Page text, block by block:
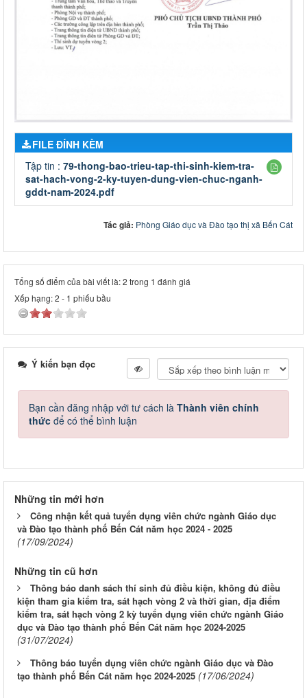
FILE ĐÍNH KÈM
Tập tin : 79-thong-bao-trieu-tap-thi-sinh-kiem-tra-
sat-hach-vong-2-ky-tuyen-dung-vien-chuc-nganh-
gddt-nam-2024.pdf
Tác giả: Phòng Giáo dục và Đào tạo thị xã Bến Cát
Tổng số điểm của bài viết là: 2 trong 1 đánh giá
Xếp hạng:2 - 1 phiếu bầu
Ý kiến bạn đọc
Bạn cần đăng nhập với tư cách là Thành viên chính
thức để có thể bình luận
Những tin mới hơn
Công nhận kết quả tuyển dụng viên chức ngành Giáo dục
và Đào tạo thành phố Bến Cát năm học 2024 - 2025
(17/09/2024)
Những tin cũ hơn
Thông báo danh sách thí sinh đủ điều kiện, không đủ điều
kiện tham gia kiểm tra, sát hạch vòng 2 và thời gian, địa điểm
kiểm tra, sát hạch vòng 2 kỳ tuyển dụng viên chức ngành Giáo
dục và Đào tạo thành phố Bến Cát năm học 2024-2025
(31/07/2024)
Thông báo tuyển dụng viên chức ngành Giáo dục và Đào
tạo thành phố Bến Cát năm học 2024-2025 (17/06/2024)